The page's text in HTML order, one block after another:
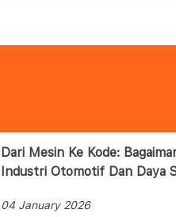
Dari Mesin Ke Kode:
Industri Otomotif Dan Daya
04 January 2026